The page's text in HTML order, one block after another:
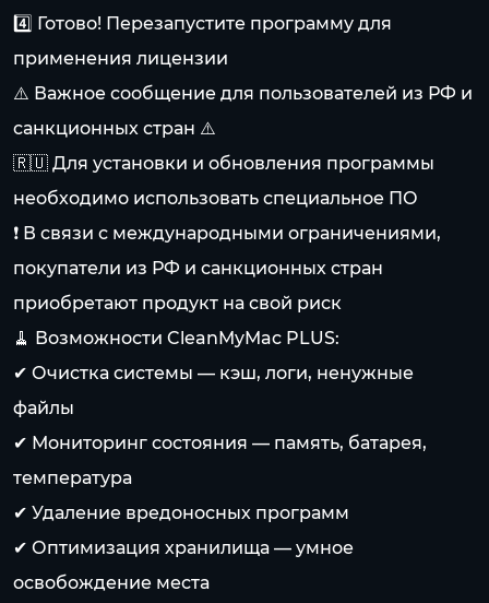
4️⃣ Готово! Перезапустите программу для
применения лицензии
⚠️ Важное сообщение для пользователей из РФ и
санкционных стран ⚠️
🇷🇺 Для установки и обновления программы
необходимо использовать специальное ПО
❗ В связи с международными ограничениями,
покупатели из РФ и санкционных стран
приобретают продукт на свой риск
🧹 Возможности CleanMyMac PLUS:
✔ Очистка системы — кэш, логи, ненужные
файлы
✔ Мониторинг состояния — память, батарея,
температура
✔ Удаление вредоносных программ
✔ Оптимизация хранилища — умное
освобождение места